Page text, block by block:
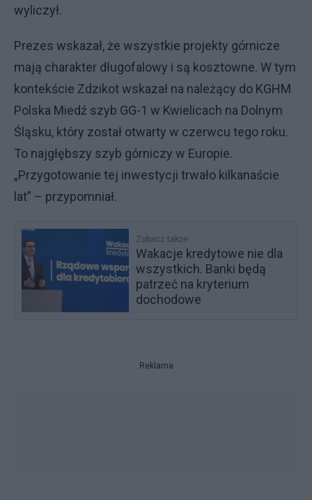
wyliczył.
Prezes wskazał, że wszystkie projekty górnicze
mają charakter długofalowy i są kosztowne. W tym
kontekście Zdzikot wskazał na należący do KGHM
Polska Miedź szyb GG-1 w Kwielicach na Dolnym
Śląsku, który został otwarty w czerwcu tego roku.
To najgłębszy szyb górniczy w Europie.
„Przygotowanie tej inwestycji trwało kilkanaście
lat” – przypomniał.
Zobacz także
Wakacje kredytowe nie dla
wszystkich. Banki będą
patrzeć na kryterium
dochodowe
Reklama